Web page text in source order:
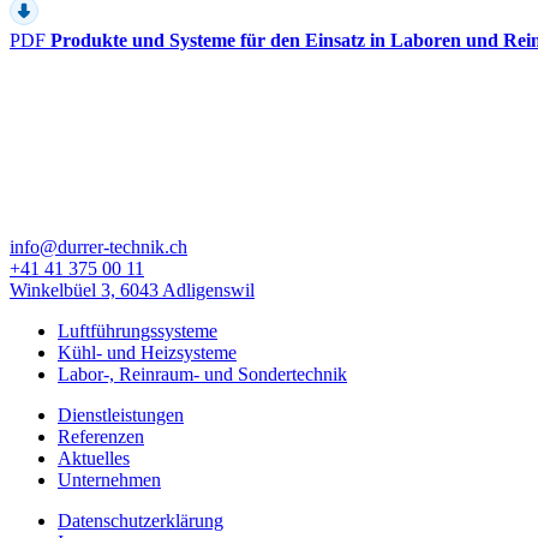
PDF Produkte und Systeme für den Einsatz in Laboren und
info@durrer-technik.ch
+41 41 375 00 11
Winkelbüel 3, 6043 Adligenswil
Luftführungssysteme
Kühl- und Heizsysteme
Labor-, Reinraum- und Sondertechnik
Dienstleistungen
Referenzen
Aktuelles
Unternehmen
Datenschutzerklärung